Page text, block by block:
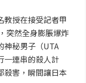
教授在接受記者甲
突然全身膨脹爆炸
神秘男子（UTA
一連串的殺人計
殺害，瞬間讓日本